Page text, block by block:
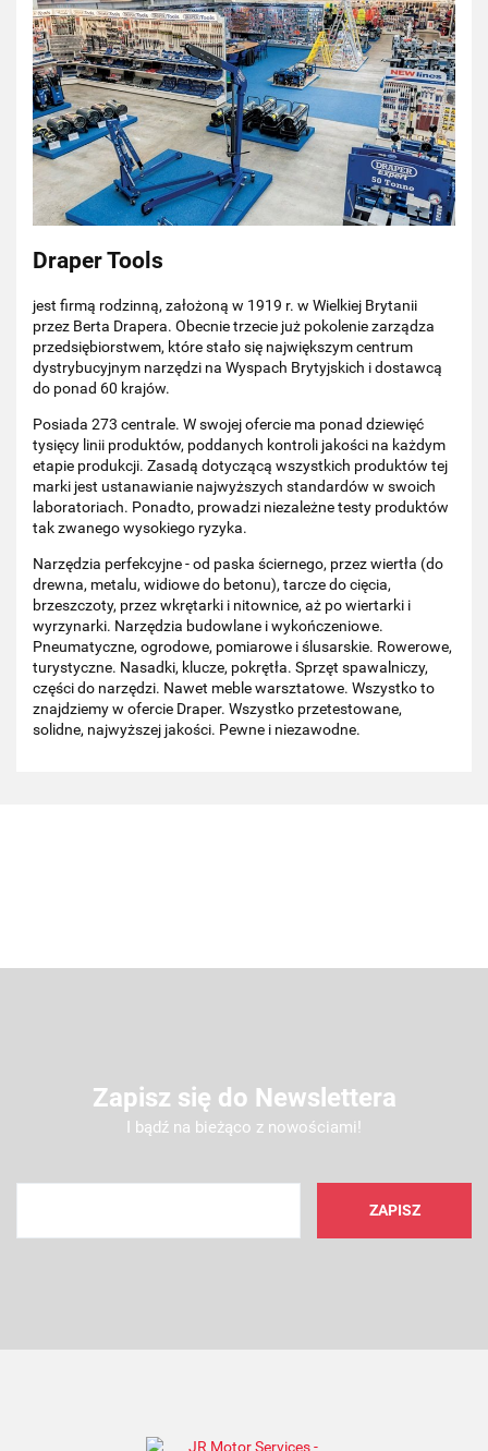
Draper Tools
jest firmą rodzinną, założoną w 1919 r. w Wielkiej Brytanii
przez Berta Drapera. Obecnie trzecie już pokolenie zarządza
przedsiębiorstwem, które stało się największym centrum
dystrybucyjnym narzędzi na Wyspach Brytyjskich i dostawcą
do ponad 60 krajów.
Posiada 273 centrale. W swojej ofercie ma ponad dziewięć
tysięcy linii produktów, poddanych kontroli jakości na każdym
etapie produkcji. Zasadą dotyczącą wszystkich produktów tej
marki jest ustanawianie najwyższych standardów w swoich
laboratoriach. Ponadto, prowadzi niezależne testy produktów
tak zwanego wysokiego ryzyka.
Narzędzia perfekcyjne - od paska ściernego, przez wiertła (do
drewna, metalu, widiowe do betonu), tarcze do cięcia,
brzeszczoty, przez wkrętarki i nitownice, aż po wiertarki i
wyrzynarki. Narzędzia budowlane i wykończeniowe.
Pneumatyczne, ogrodowe, pomiarowe i ślusarskie. Rowerowe,
turystyczne. Nasadki, klucze, pokrętła. Sprzęt spawalniczy,
części do narzędzi. Nawet meble warsztatowe. Wszystko to
znajdziemy w ofercie Draper. Wszystko przetestowane,
solidne, najwyższej jakości. Pewne i niezawodne.
Zapisz się do Newslettera
I bądź na bieżąco z nowościami!